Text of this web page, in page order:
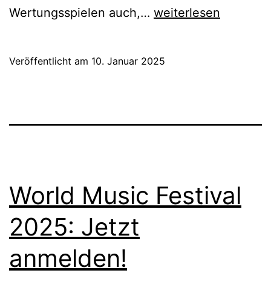
Wertungsspielen auch,… World
weiterlesen
Veröffentlicht am 10. Januar 2025
World Music Festival
2025: Jetzt
anmelden!